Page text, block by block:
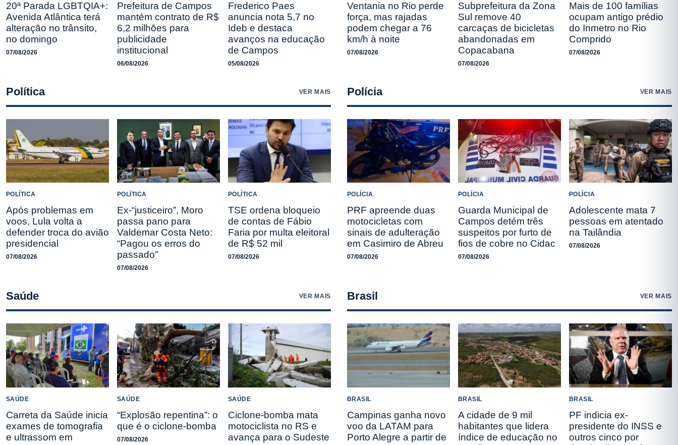
20ª Parada LGBTQIA+:
Avenida Atlântica terá
alteração no trânsito,
no domingo
07/08/2026
Prefeitura de Campos
mantém contrato de R$
6,2 milhões para
publicidade
institucional
06/08/2026
Frederico Paes
anuncia nota 5,7 no
Ideb e destaca
avanços na educação
de Campos
05/08/2026
Ventania no Rio perde
força, mas rajadas
podem chegar a 76
km/h à noite
07/08/2026
Subprefeitura da Zona
Sul remove 40
carcaças de bicicletas
abandonadas em
Copacabana
07/08/2026
Mais de 100 famílias
ocupam antigo prédio
do Inmetro no Rio
Comprido
07/08/2026
Política VER MAIS
POLÍTICA
Após problemas em
voos, Lula volta a
defender troca do avião
presidencial
07/08/2026
POLÍTICA
Ex-“justiceiro”, Moro
passa pano para
Valdemar Costa Neto:
“Pagou os erros do
passado”
07/08/2026
POLÍTICA
TSE ordena bloqueio
de contas de Fábio
Faria por multa eleitoral
de R$ 52 mil
07/08/2026
Polícia VER MAIS
POLÍCIA
PRF apreende duas
motocicletas com
sinais de adulteração
em Casimiro de Abreu
07/08/2026
POLÍCIA
Guarda Municipal de
Campos detém três
suspeitos por furto de
fios de cobre no Cidac
07/08/2026
POLÍCIA
Adolescente mata 7
pessoas em atentado
na Tailândia
07/08/2026
Saúde VER MAIS
SAÚDE
Carreta da Saúde inicia
exames de tomografia
e ultrassom em
SAÚDE
“Explosão repentina”: o
que é o ciclone-bomba
07/08/2026
SAÚDE
Ciclone-bomba mata
motociclista no RS e
avança para o Sudeste
Brasil VER MAIS
BRASIL
Campinas ganha novo
voo da LATAM para
Porto Alegre a partir de
BRASIL
A cidade de 9 mil
habitantes que lidera
índice de educação no
BRASIL
PF indicia ex-
presidente do INSS e
outros cinco por